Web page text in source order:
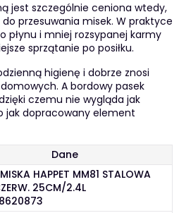
jest szczególnie ceniona wtedy,
przesuwania misek. W praktyce
płynu i mniej rozsypanej karmy
sprzątanie po posiłku.
higienę i dobrze znosi
A bordowy pasek
czemu nie wygląda jak
jak dopracowany element
Dane
HAPPET MM81 STALOWA
25CM/2.4L